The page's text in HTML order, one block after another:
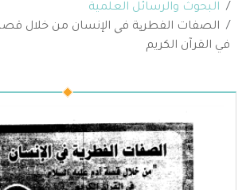
البحوث والرسائل العلمية
الصفات الفطریة فی الإنسان من خلال
في القرآن الكريم